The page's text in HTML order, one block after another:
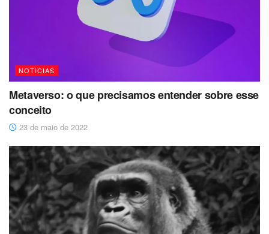
NOTICIAS
Metaverso: o que precisamos entender sobre esse
conceito
23 de maio de 2022